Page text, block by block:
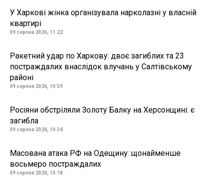
У Харкові жінка організувала нарколазні у власній
квартирі
09 серпня 2026, 11:22
Ракетний удар по Харкову: двоє загиблих та 23
постраждалих внаслідок влучань у Салтівському
районі
09 серпня 2026, 10:59
Росіяни обстріляли Золоту Балку на Херсонщині: є
загибла
09 серпня 2026, 10:34
Масована атака РФ на Одещину: щонайменше
восьмеро постраждалих
09 серпня 2026, 10:18